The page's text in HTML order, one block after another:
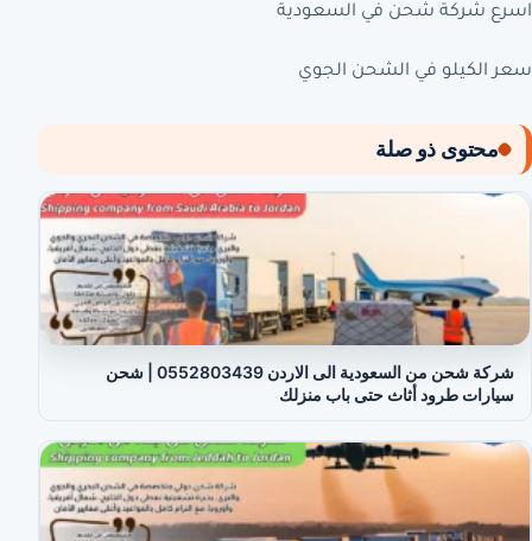
اسرع شركة شحن في السعودية
سعر الكيلو في الشحن الجوي
محتوى ذو صلة
شركة شحن من السعودية الى الاردن 0552803439 | شحن
سيارات طرود أثاث حتى باب منزلك